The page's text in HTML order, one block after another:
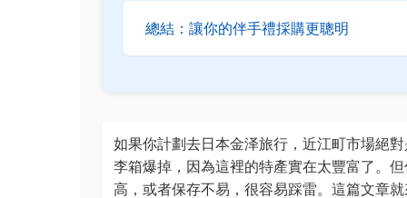
總結：讓你的伴手禮採購更聰明
如果你計劃去日本金泽旅行，近江町市場絕
李箱爆掉，因為這裡的特產實在太豐富了。
高，或者保存不易，很容易踩雷。這篇文章